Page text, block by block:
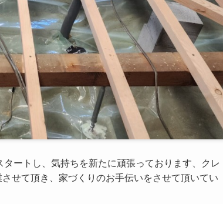
ートし、気持ちを新たに頑張っております、クレ
頂き、家づくりのお手伝いをさせて頂いてい